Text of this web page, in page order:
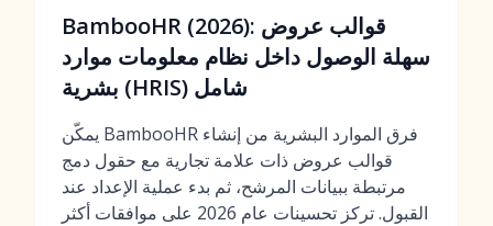
BambooHR (2026): قوالب عروض
سهلة الوصول داخل نظام معلومات موارد
بشرية (HRIS) شامل
يمكّن BambooHR فرق الموارد البشرية من إنشاء
قوالب عروض ذات علامة تجارية مع حقول دمج
مرتبطة ببيانات المرشح، ثم بدء عملية الإعداد عند
القبول. تركز تحسينات عام 2026 على موافقات أكثر